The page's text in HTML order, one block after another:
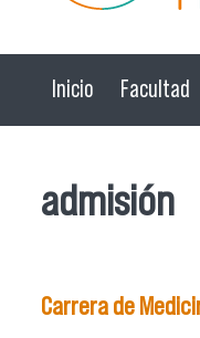
Inicio Facultad
admisión
Carrera de